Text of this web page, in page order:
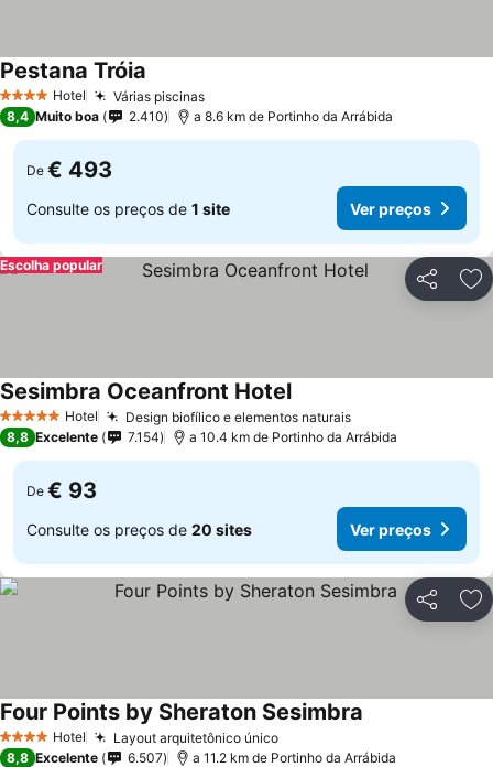
4 EstrelasHotel Várias piscinasVer preços
Pestana Tróia
8,4 Muito boa 2.410 a 8.6 km de Portinho da Arrábida
De € 493
Consulte os preços de 1 site Ver preços
Partilhar
Escolha popular
5 Estrelas Hotel Design biofílico e elementos naturaisVer preços
Sesimbra Oceanfront HotelVer preços
8,8 Excelente 7.154 a 10.4 km de Portinho da Arrábida
De € 93
Consulte os preços de 20 sites Ver preços
Partilhar
4 EstrelasHotel Layout arquitetônico únicoVer preços
Four Points by Sheraton Sesimbra
8,8 Excelente 6.507 a 11.2 km de Portinho da Arrábida